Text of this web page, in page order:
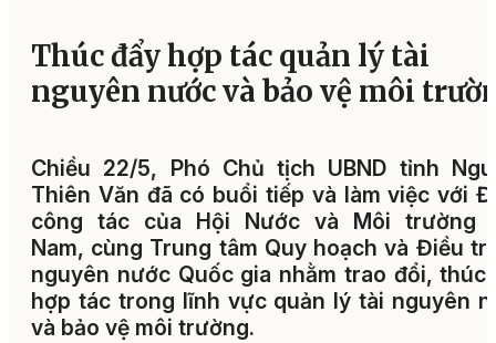
Thúc đẩy hợp tác quản lý tài
nguyên nước và bảo vệ môi
Chiều 22/5, Phó Chủ tịch UBND tỉnh
Thiên Văn đã có buổi tiếp và làm việc với
công tác của Hội Nước và Môi trường
Nam, cùng Trung tâm Quy hoạch và Điều
nguyên nước Quốc gia nhằm trao đổi, thúc
hợp tác trong lĩnh vực quản lý tài nguyên
và bảo vệ môi trường.